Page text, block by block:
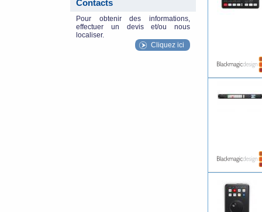
Contacts
Pour obtenir des informations,
effectuer un devis et/ou nous
localiser.
Cliquez ici